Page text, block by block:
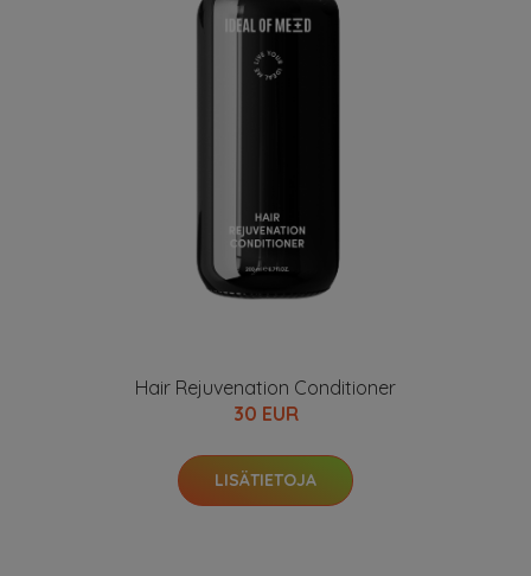
Hair Rejuvenation Conditioner
30 EUR
LISÄTIETOJA